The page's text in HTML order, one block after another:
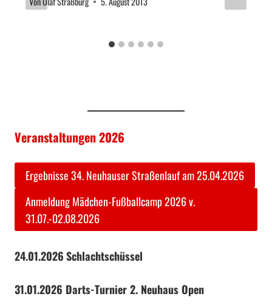
a
t
i
n
Veranstaltungen 2026
Ergebnisse 34. Neuhauser Straßenlauf am 25.04.2026
Anmeldung Mädchen-Fußballcamp 2026 v.
31.07.-02.08.2026
24.01.2026Schlachtschüssel
31.01.2026 Darts-Turnier 2. Neuhaus Open